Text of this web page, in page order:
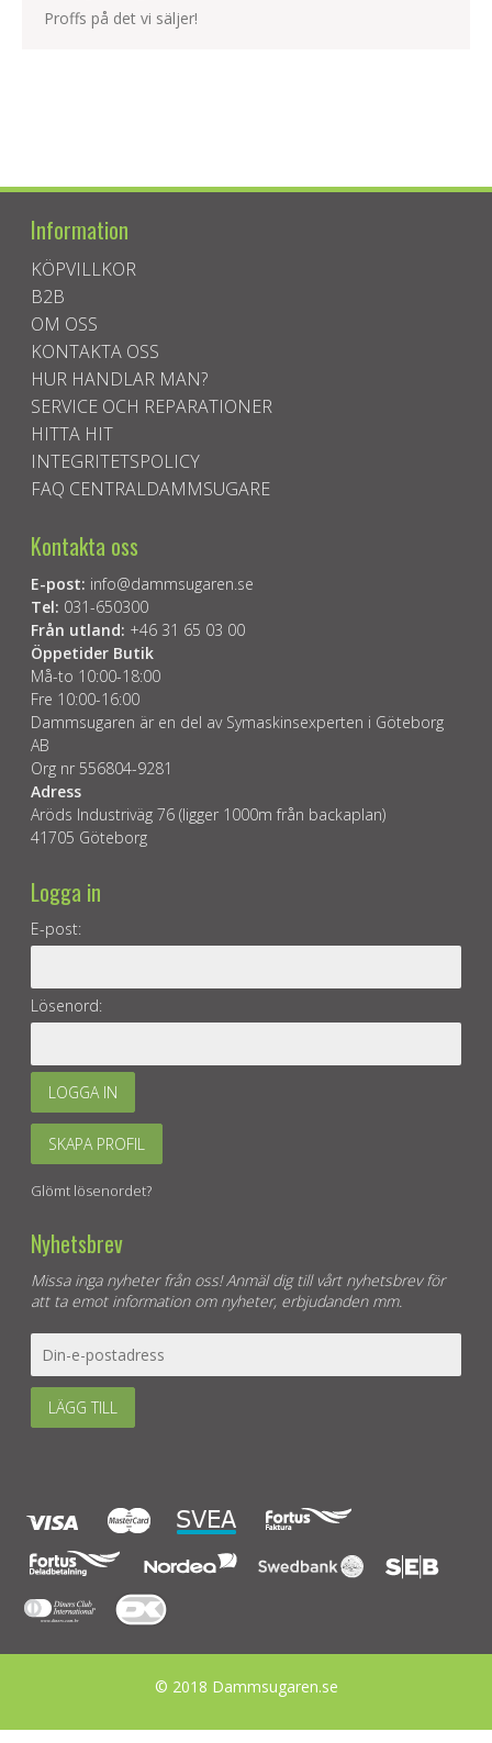
Proffs på det vi säljer!
Information
KÖPVILLKOR
B2B
OM OSS
KONTAKTA OSS
HUR HANDLAR MAN?
SERVICE OCH REPARATIONER
HITTA HIT
INTEGRITETSPOLICY
FAQ CENTRALDAMMSUGARE
Kontakta oss
E-post: info@dammsugaren.se
Tel: 031-650300
Från utland: +46 31 65 03 00
Öppetider Butik
Må-to 10:00-18:00
Fre 10:00-16:00
Dammsugaren är en del av Symaskinsexperten i Göteborg
AB
Org nr 556804-9281
Adress
Aröds Industriväg 76 (ligger 1000m från backaplan)
41705 Göteborg
Logga in
E-post:
Lösenord:
LOGGA IN
SKAPA PROFIL
Glömt lösenordet?
Nyhetsbrev
Missa inga nyheter från oss! Anmäl dig till vårt nyhetsbrev för
att ta emot information om nyheter, erbjudanden mm.
LÄGG TILL
© 2018 Dammsugaren.se